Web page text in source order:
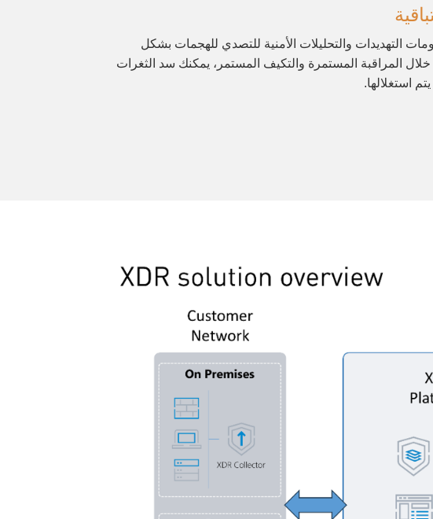
التهديدات والتحليلات الأمنية للتصدي للهجمات بشكل
المراقبة المستمرة والتكيف المستمر، يمكنك سد الثغرات
استغلالها.